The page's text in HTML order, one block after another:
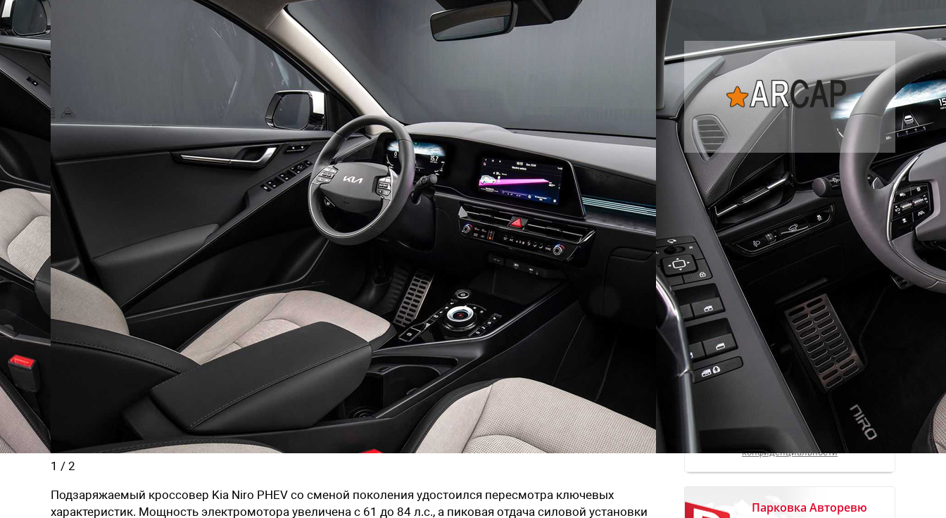
1 / 2
Подзаряжаемый кроссовер Kia Niro PHEV со сменой поколения удостоился пересмотра ключевых
характеристик. Мощность электромотора увеличена с 61 до 84 л.с., а пиковая отдача силовой установки
Рассылка
Лучшие материалы Авторевю — в
вашем почтовом ящике
Предоставляя e-mail, вы подтверждаете
свое согласие с условиями
политики
конфиденциальности
Парковка Авторевю